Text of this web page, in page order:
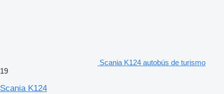
Scania K124 autobús de turismo
19
Scania K124